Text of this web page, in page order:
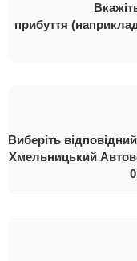
прибуття
Виберіть
Хмельницький